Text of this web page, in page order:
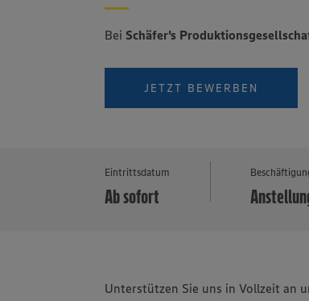
Bei Schäfer's
JETZT BEWERBEN
Eintrittsdatum
Ab sofort
Unterstützen Sie uns in Vollzeit an